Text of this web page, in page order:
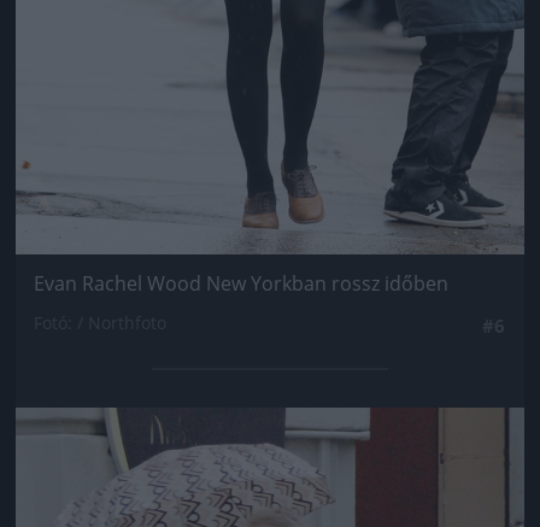
Evan Rachel Wood New Yorkban rossz időben
Jön még kép!